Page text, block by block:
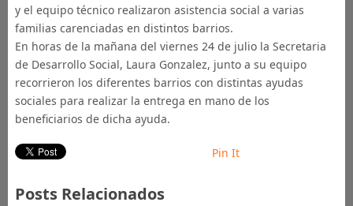
y el equipo técnico realizaron asistencia social a varias
familias carenciadas en distintos barrios.
En horas de la mañana del viernes 24 de julio la Secretaria
de Desarrollo Social, Laura Gonzalez, junto a su equipo
recorrieron los diferentes barrios con distintas ayudas
sociales para realizar la entrega en mano de los
beneficiarios de dicha ayuda.
Pin It
Posts Relacionados